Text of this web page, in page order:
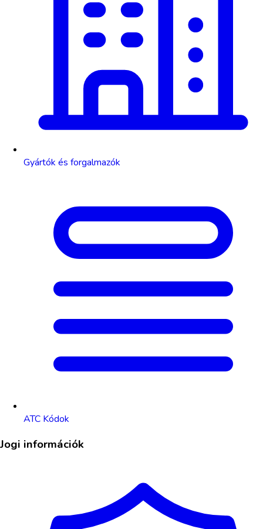
Gyártók és forgalmazók
ATC Kódok
Jogi információk